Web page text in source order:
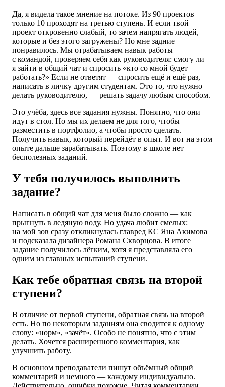
Да, я видела такое мнение на потоке. Из 90 проектов
только 10 проходят на третью ступень. И если твой
проект откровенно слабый, то зачем напрягать людей,
которые и без этого загружены? Но мне задние
понравилось. Мы отрабатываем навык работы
с командой, проверяем себя как руководителя: смогу ли
я зайти в общий чат и спросить «кто со мной будет
работать?» Если не ответят — спросить ещё и ещё раз,
написать в личку другим студентам. Это то, что нужно
делать руководителю, — решать задачу любым способом.
Это учёба, здесь все задания нужны. Понятно, что они
идут в стол. Но мы их делаем не для того, чтобы
разместить в портфолио, а чтобы просто сделать.
Получить навык, который перейдёт в опыт. И вот на этом
опыте дальше зарабатывать. Поэтому в школе нет
бесполезных заданий.
У тебя получилось выполнить
задание?
Написать в общий чат для меня было сложно — как
прыгнуть в ледяную воду. Но удача любит смелых:
на мой зов сразу откликнулась главред КС Яна Акимова
и подсказала дизайнера Романа Скворцова. В итоге
задание получилось лёгким, хотя я представляла его
одним из главных испытаний ступени.
Как тебе обратная связь на второй
ступени?
В отличие от первой ступени, обратная связь на второй
есть. Но по некоторым заданиям она сводится к одному
слову: «норм», «зачёт». Особо не понятно, что с этим
делать. Хочется расширенного комментария, как
улучшить работу.
В основном преподаватели пишут объёмный общий
комментарий и немного — каждому индивидуально.